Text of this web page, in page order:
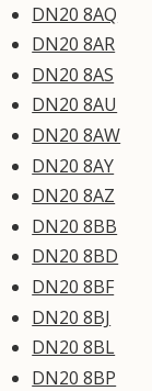
DN20 8AQ
DN20 8AR
DN20 8AS
DN20 8AU
DN20 8AW
DN20 8AY
DN20 8AZ
DN20 8BB
DN20 8BD
DN20 8BF
DN20 8BJ
DN20 8BL
DN20 8BP